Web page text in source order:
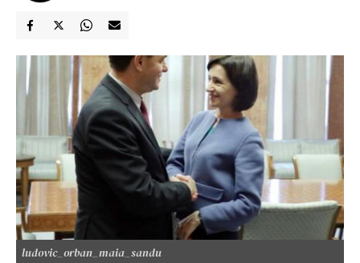
ludovic_orban_maia_sandu